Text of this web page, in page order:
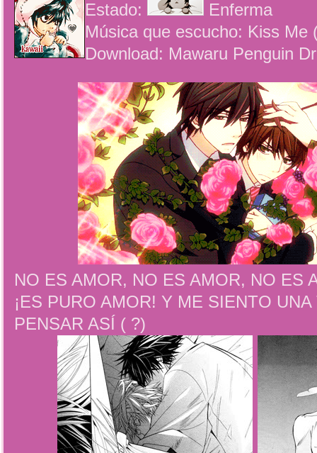
Estado:
Enferma
Música que escucho: Kiss Me
Download: Mawaru Penguin
NO ES AMOR, NO ES AMOR, NO ES
¡ES PURO AMOR! Y ME SIENTO
PENSAR ASÍ ( ?)